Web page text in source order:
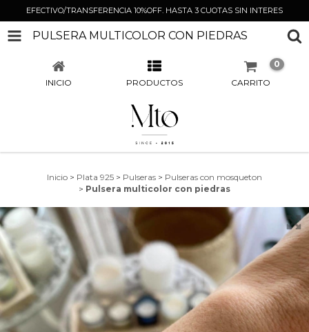
EFECTIVO/TRANSFERENCIA 10%OFF. HASTA 3 CUOTAS SIN INTERES
PULSERA MULTICOLOR CON PIEDRAS
INICIO PRODUCTOS CARRITO
0
Inicio > Plata 925 > Pulseras > Pulseras con mosqueton
> Pulsera multicolor con piedras